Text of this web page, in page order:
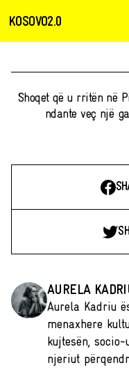
KOSOVO2.0
Shoqet që u rritën në
ndante veç një
AURELA
Aurela Kadriu
menaxhere
kujtesën,
njeriut